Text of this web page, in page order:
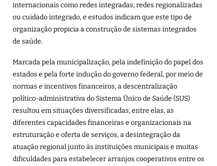
internacionais como redes integradas, redes regionalizadas
ou cuidado integrado, e estudos indicam que este tipo de
organização propicia a construção de sistemas integrados
de saúde.
Marcada pela municipalização, pela indefinição do papel dos
estados e pela forte indução do governo federal, por meio de
normas e incentivos financeiros, a descentralização
político-administrativa do Sistema Único de Saúde (SUS)
resultou em situações diversificadas, entre elas, as
diferentes capacidades financeiras e organizacionais na
estruturação e oferta de serviços, a desintegração da
atuação regional junto às instituições municipais e muitas
dificuldades para estabelecer arranjos cooperativos entre os